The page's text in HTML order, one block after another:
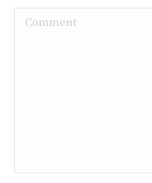
Comment